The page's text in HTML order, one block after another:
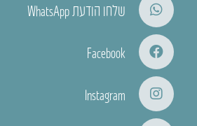
שלחו הודעת WhatsApp
Facebook
Instagram